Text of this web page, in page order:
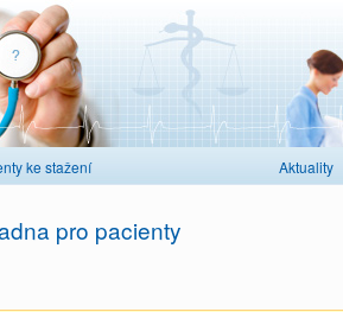
ke stažení Aktuality
pro pacienty